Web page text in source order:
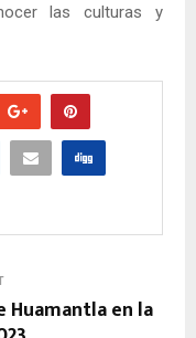
las culturas y
en la